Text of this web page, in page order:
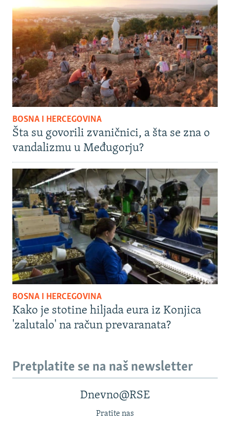
BOSNA I HERCEGOVINA
Šta su govorili zvaničnici, a šta se zna o
vandalizmu u Međugorju?
BOSNA I HERCEGOVINA
Kako je stotine hiljada eura iz Konjica
'zalutalo' na račun prevaranata?
Pretplatite se na naš newsletter
Dnevno@RSE
Pratite nas